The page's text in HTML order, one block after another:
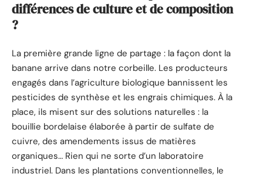
différences de culture et de composition
?
La première grande ligne de partage : la façon dont la
banane arrive dans notre corbeille. Les producteurs
engagés dans l’agriculture biologique bannissent les
pesticides de synthèse et les engrais chimiques. À la
place, ils misent sur des solutions naturelles : la
bouillie bordelaise élaborée à partir de sulfate de
cuivre, des amendements issus de matières
organiques… Rien qui ne sorte d’un laboratoire
industriel. Dans les plantations conventionnelles, le